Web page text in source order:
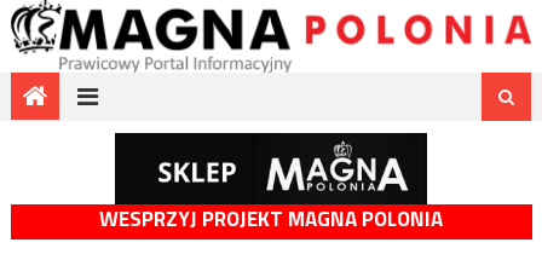
WESPRZYJ PROJEKT MAGNA POLONIA